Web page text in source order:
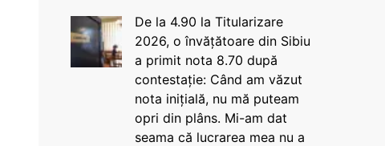
De la 4.90 la Titularizare
2026, o învățătoare din Sibiu
a primit nota 8.70 după
contestație: Când am văzut
nota inițială, nu mă puteam
opri din plâns. Mi-am dat
seama că lucrarea mea nu a